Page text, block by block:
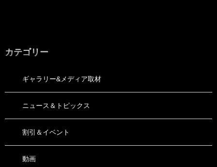
カテゴリー
ギャラリー&メディア取材
ニュース＆トピックス
割引＆イベント
動画